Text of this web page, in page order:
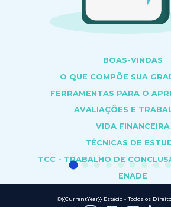
BOAS-VINDAS
O QUE COMPÕE SUA
FERRAMENTAS PARA O
AVALIAÇÕES E
VIDA FINANCEIRA
TÉCNICAS DE
TCC - TRABALHO DE
ENADE
©{{CurrentYear}} Estácio - Todos os